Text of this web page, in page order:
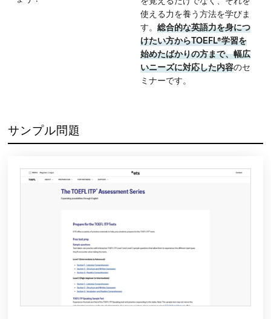
使える力を養う方法を学びま
す。 総合的な英語力を身につ
けたい方からTOEFL®学習を
始めたばかりの方まで、幅広
いニーズに対応した内容のセ
ミナーです。
サンプル問題